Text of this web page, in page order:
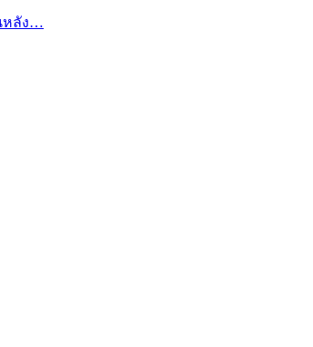
หลัง…